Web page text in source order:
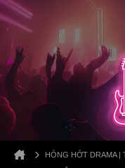
HÓNG HỚT DRAMA |